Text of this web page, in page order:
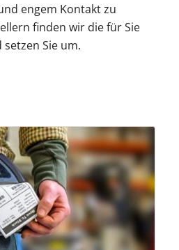
engem Kontakt zu
finden wir die für Sie
Sie um.